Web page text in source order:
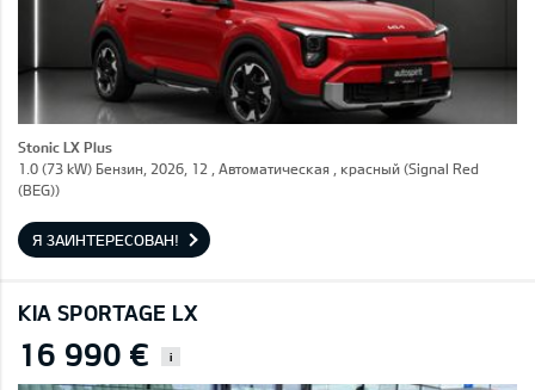
Stonic LX Plus
1.0 (73 kW) Бензин, 2026, 12 , Автоматическая , красный (Signal Red
(BEG))
Я ЗАИНТЕРЕСОВАН!
KIA SPORTAGE LX
16 990 € i